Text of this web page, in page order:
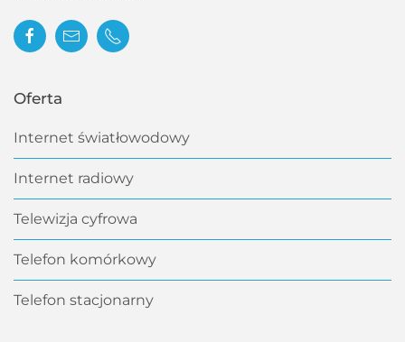
Oferta
Internet światłowodowy
Internet radiowy
Telewizja cyfrowa
Telefon komórkowy
Telefon stacjonarny